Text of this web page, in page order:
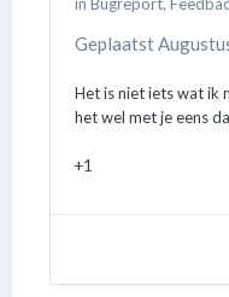
Geplaatst
Het is niet iets wat ik
het wel met je eens
+1